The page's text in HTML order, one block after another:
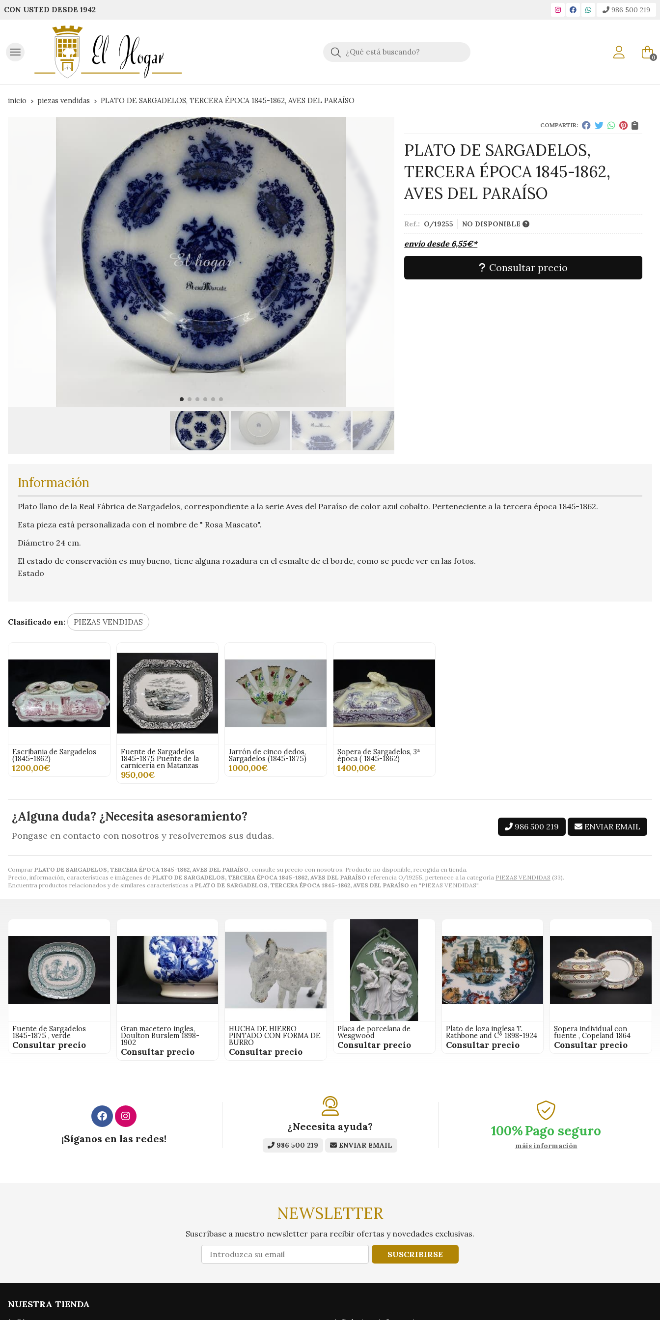
CON USTED DESDE 1942 986 500 219
Buscar 0
inicio piezas vendidas PLATO DE SARGADELOS, TERCERA ÉPOCA 1845-1862, AVES DEL PARAÍSO
COMPARTIR:
PLATO DE SARGADELOS,
TERCERA ÉPOCA 1845-1862,
AVES DEL PARAÍSO
Ref.: O/19255 NO DISPONIBLE
envío desde 6,55€*
Consultar precio
Comprar PLATO DE SARGADELOS, TERCERA ÉPOCA 1845-1862, AVES DEL PARAÍSO, consulte su precio con nosotros. Producto no disponible, recogida en tienda.
Precio, información, características e imágenes de PLATO DE SARGADELOS, TERCERA ÉPOCA 1845-1862, AVES DEL PARAÍSO referencia O/19255, pertenece a la categoría PIEZAS VENDIDAS (33).
Encuentra productos relacionados y de similares características a PLATO DE SARGADELOS, TERCERA ÉPOCA 1845-1862, AVES DEL PARAÍSO en "PIEZAS VENDIDAS".
Información
Plato llano de la Real Fábrica de Sargadelos, correspondiente a la serie Aves del Paraíso de color azul cobalto. Perteneciente a la tercera época 1845-1862.
Esta pieza está personalizada con el nombre de " Rosa Mascato".
Diámetro 24 cm.
El estado de conservación es muy bueno, tiene alguna rozadura en el esmalte de el borde, como se puede ver en las fotos.
Estado
Clasificado en: PIEZAS VENDIDAS
Escribania de Sargadelos
(1845-1862)
1200,00€
Fuente de Sargadelos
1845-1875 Puente de la
carnicería en Matanzas
950,00€
Jarrón de cinco dedos,
Sargadelos (1845-1875)
1000,00€
Sopera de Sargadelos, 3ª
época ( 1845-1862)
1400,00€
¿Alguna duda? ¿Necesita asesoramiento?
Pongase en contacto con nosotros y resolveremos sus dudas.
986 500 219 ENVIAR EMAIL
Fuente de Sargadelos
1845-1875 , verde
Consultar precio
Gran macetero ingles,
Doulton Burslem 1898-
1902
Consultar precio
HUCHA DE HIERRO
PINTADO CON FORMA DE
BURRO
Consultar precio
Placa de porcelana de
Wesgwood
Consultar precio
Plato de loza inglesa T.
Rathbone and Cº 1898-1924
Consultar precio
Sopera individual con
fuente , Copeland 1864
Consultar precio
¡Síganos en las redes!
¿Necesita ayuda?
986 500 219 ENVIAR EMAIL
100%Pago seguro
máis información
NEWSLETTER
Suscríbase a nuestro newsletter para recibir ofertas y novedades exclusivas.
SUSCRIBIRSE
NUESTRA TIENDA